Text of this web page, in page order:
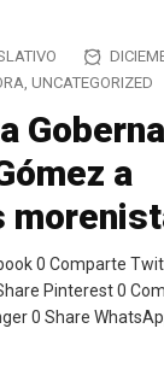
UNCATEGORIZED
a
0 Comparte
Pinterest 0
0 Share